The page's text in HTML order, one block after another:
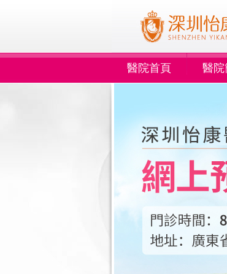
醫院首頁 醫院